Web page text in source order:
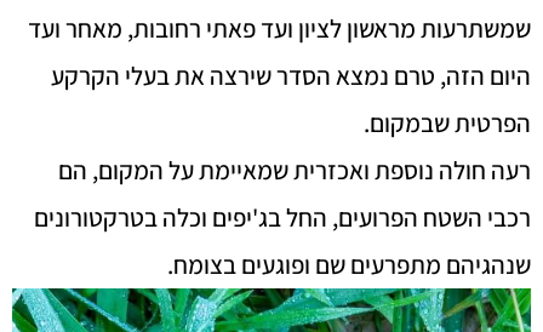
שמשתרעות מראשון לציון ועד פאתי רחובות, מאחר ועד
היום הזה, טרם נמצא הסדר שירצה את בעלי הקרקע
הפרטית שבמקום.
רעה חולה נוספת ואכזרית שמאיימת על המקום, הם
רכבי השטח הפרועים, החל בג'יפים וכלה בטרקטורונים
שנהגיהם מתפרעים שם ופוגעים בצומח.